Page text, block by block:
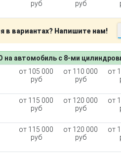
руб руб
в вариантах? Напишите нам!
на автомобиль с 8-ми
от 105 000
руб
от 110 000
руб
от
от 115 000
руб
от 120 000
руб
от
от 115 000
руб
от 120 000
руб
от